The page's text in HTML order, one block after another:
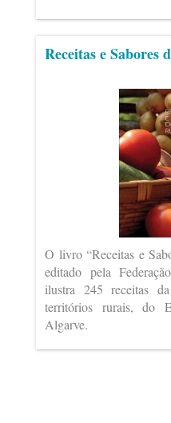
Receitas e Sabores
O livro “Receitas e
editado pela
ilustra 245 receitas
territórios rurais, do
Algarve.